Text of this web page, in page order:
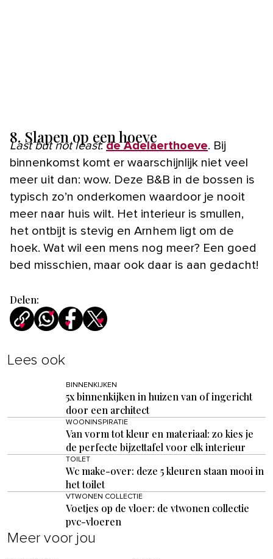
8. Slapen op een hoeve
Last but not least:de Adelaerthoeve. Bij
binnenkomst komt er waarschijnlijk niet veel
meer uit dan: wow. Deze B&B in de bossen is
typisch zo’n onderkomen waardoor je nooit
meer naar huis wilt. Het interieur is smullen,
het ontbijt is stevig en Arnhem ligt om de
hoek. Wat wil een mens nog meer? Een goed
bed misschien, maar ook daar is aan gedacht!
Delen:
Lees ook
BINNENKIJKEN
5x binnenkijken in huizen van of ingericht
door een architect
WOONINSPIRATIE
Van vorm tot kleur en materiaal: zo kies je
de perfecte bijzettafel voor elk interieur
TOILET
Wc make-over: deze 5 kleuren staan mooi in
het toilet
VTWONEN COLLECTIE
Voetjes op de vloer: de vtwonen collectie
pvc-vloeren
Meer voor jou